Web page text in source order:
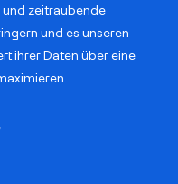
zeitraubende
und es unseren
ihrer Daten über eine